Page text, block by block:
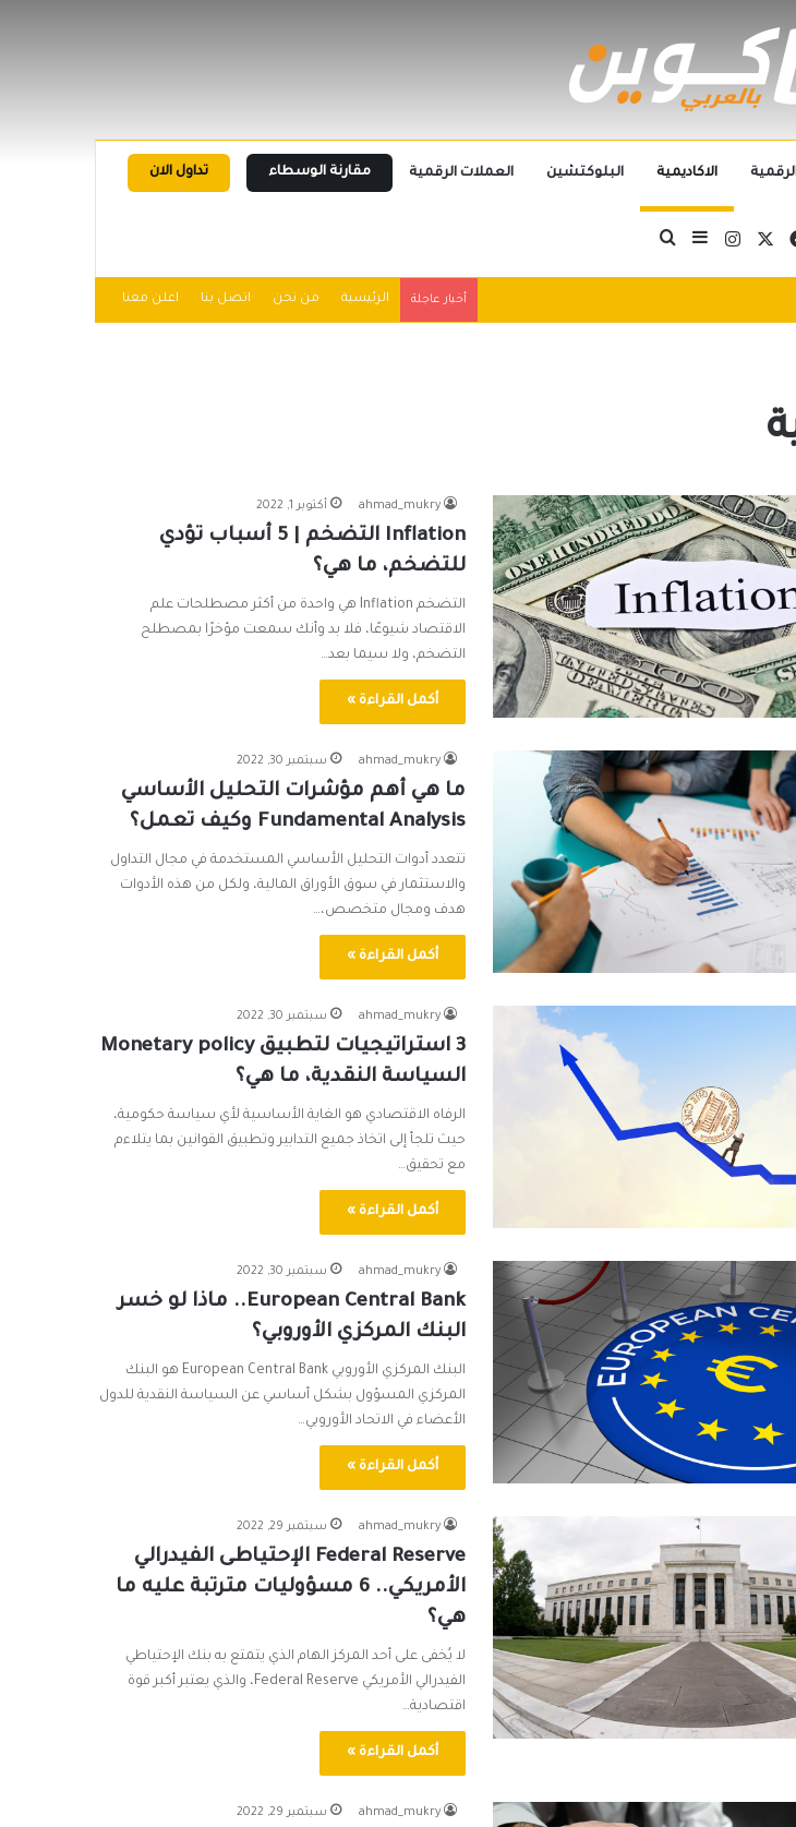
تداول الان الاكاديمية البلوكتشين العملات الرقمية مقارنة الوسطاء
فيسبوكانستقرامإضافة عمود جانبي
بحث عن
أخبار عاجلة الرئيسية من نحن اتصل بنا اعلن معنا
ahmad_mukry أكتوبر 1, 2022
Inflation التضخم | 5 أسباب تؤدي
للتضخم، ما هي؟
التضخم Inflation هي واحدة من أكثر مصطلحات علم
الاقتصاد شيوعًا، فلا بد وأنك سمعت مؤخرًا بمصطلح
التضخم، ولا سيما بعد…
أكمل القراءة »
ahmad_mukry سبتمبر 30, 2022
ما هي أهم مؤشرات التحليل الأساسي
Fundamental Analysis وكيف تعمل؟
تتعدد أدوات التحليل الأساسي المستخدمة في مجال التداول
والاستثمار في سوق الأوراق المالية، ولكل من هذه الأدوات
هدف ومجال متخصص،…
أكمل القراءة »
ahmad_mukry سبتمبر 30, 2022
3 استراتيجيات لتطبيق Monetary policy
السياسة النقدية، ما هي؟
الرفاه الاقتصادي هو الغاية الأساسية لأي سياسة حكومية،
حيث تلجأ إلى اتخاذ جميع التدابير وتطبيق القوانين بما يتلاءم
مع تحقيق…
أكمل القراءة »
ahmad_mukry سبتمبر 30, 2022
European Central Bank.. ماذا لو خسر
البنك المركزي الأوروبي؟
البنك المركزي الأوروبي European Central Bank هو البنك
المركزي المسؤول بشكل أساسي عن السياسة النقدية للدول
الأعضاء في الاتحاد الأوروبي…
أكمل القراءة »
ahmad_mukry سبتمبر 29, 2022
Federal Reserve الإحتياطى الفيدرالي
الأمريكي.. 6 مسؤوليات مترتبة عليه ما
هي؟
لا يُخفى على أحد المركز الهام الذي يتمتع به بنك الإحتياطي
الفيدرالي الأمريكي Federal Reserve، والذي يعتبر أكبر قوة
اقتصادية…
أكمل القراءة »
ahmad_mukry سبتمبر 29, 2022